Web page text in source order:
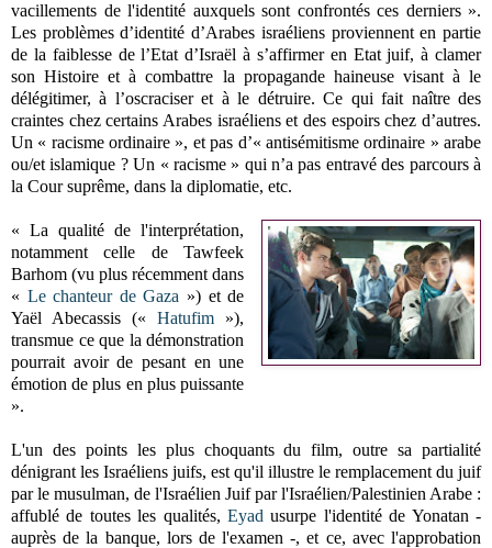
vacillements de l'identité auxquels sont confrontés ces derniers ».
Les problèmes d’identité d’Arabes israéliens proviennent en partie
de la faiblesse de l’Etat d’Israël à s’affirmer en Etat juif, à clamer
son Histoire et à combattre la propagande haineuse visant à le
délégitimer, à l’oscraciser et à le détruire. Ce qui fait naître des
craintes chez certains Arabes israéliens et des espoirs chez d’autres.
Un « racisme ordinaire », et pas d’« antisémitisme ordinaire » arabe
ou/et islamique ? Un « racisme » qui n’a pas entravé des parcours à
la Cour suprême, dans la diplomatie, etc.
« La qualité de l'interprétation,
notamment celle de Tawfeek
Barhom (vu plus récemment dans
« Le chanteur de Gaza ») et de
Yaël Abecassis («Hatufim »),
transmue ce que la démonstration
pourrait avoir de pesant en une
émotion de plus en plus puissante
».
L'un des points les plus choquants du film, outre sa partialité
dénigrant les Israéliens juifs, est qu'il illustre le remplacement du juif
par le musulman, de l'Israélien Juif par l'Israélien/Palestinien Arabe :
affublé de toutes les qualités, Eyad usurpe l'identité de Yonatan -
auprès de la banque, lors de l'examen -, et ce, avec l'approbation